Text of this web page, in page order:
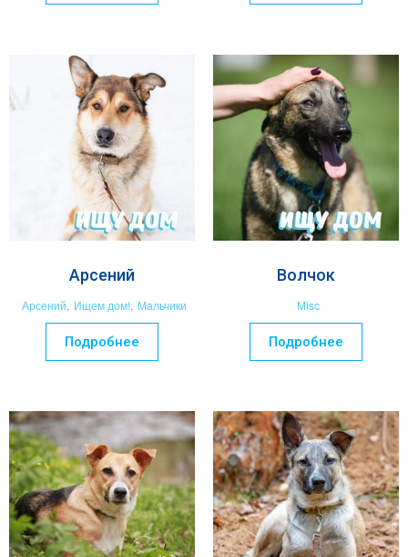
Арсений
Арсений, Ищем дом!, Мальчики
Подробнее
Волчок
Misc
Подробнее